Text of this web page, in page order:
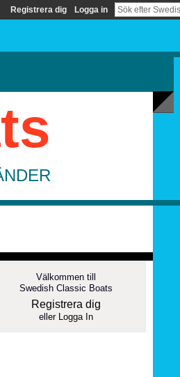
Registrera dig Logga in
Välkommen till
Swedish Classic Boats
Registrera dig
eller Logga In